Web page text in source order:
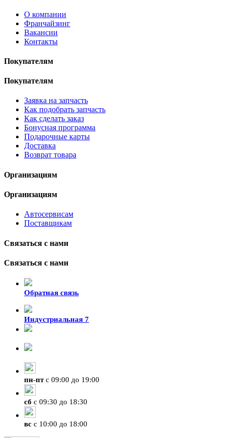
О компании
Франчайзинг
Вакансии
Контакты
Покупателям
Покупателям
Заявка на запчасть
Как подобрать запчасть
Как сделать заказ
Бонусная программа
Подарочные карты
Доставка
Возврат товара
Организациям
Организациям
Автосервисам
Поставщикам
Связаться с нами
Связаться с нами
Обратная связь
Индустриальная 7
пн-птс 09:00 до 19:00
сб с 09:30 до 18:30
вс с 10:00 до 18:00